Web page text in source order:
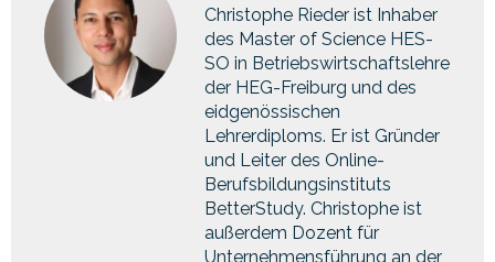
Christophe Rieder ist Inhaber
des Master of Science HES-
SO in Betriebswirtschaftslehre
der HEG-Freiburg und des
eidgenössischen
Lehrerdiploms. Er ist Gründer
und Leiter des Online-
Berufsbildungsinstituts
BetterStudy. Christophe ist
außerdem Dozent für
Unternehmensführung an der